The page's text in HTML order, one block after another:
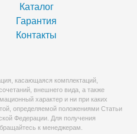
Каталог
Гарантия
Контакты
касающаяся комплектаций,
внешнего вида, а также
характер и ни при каких
определяемой положениями Статьи
Федерации. Для получения
к менеджерам.